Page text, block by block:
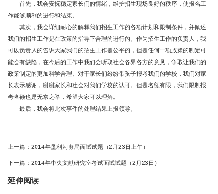
首先，我会安抚稳定家长们的情绪，维护招生现场良好的秩序，使报名工
作能够顺利的进行和结束。
其次，我会详细耐心的解释我们招生工作的各项计划和限制条件，并阐述
我们的招生工作是在政策的指导下合理的进行的。作为招生工作的负责人，我
可以负责人的告诉大家我们的招生工作是公平的，但是任何一项政策的制定可
能会有缺陷，在今后的工作中我们会听取社会各界各方的意见，争取让我们的
政策制定的更加科学合理。对于家长们纷纷带孩子报考我们的学校，我们对家
长表示感谢，谢谢家长和社会对我们学校的认可。但是名额有限，我们限制报
考名额也是无奈之举，希望大家可以理解。
最后，我会将此次事件的处理结果上报领导。
上一篇：2014年垦利河务局面试试题（2月23日上午）
下一篇：2014年中央文献研究室考试面试试题（2月23日）
延伸阅读